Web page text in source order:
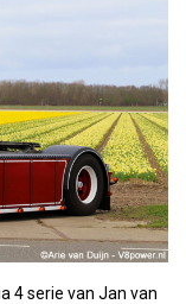
4 serie van Jan van